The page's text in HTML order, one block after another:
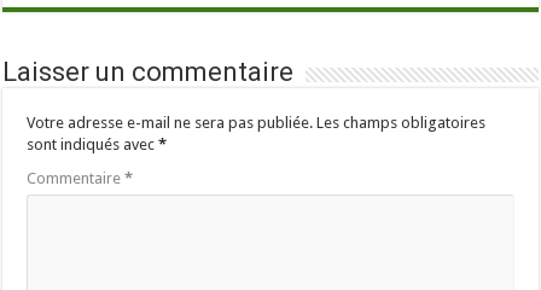
Laisser un commentaire
Votre adresse e-mail ne sera pas publiée. Les champs obligatoires
sont indiqués avec*
Commentaire*